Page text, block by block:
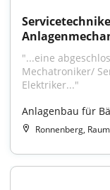
"...eine
Mechatroniker/
Elektriker..."
Anlagenbau für
Ronnenberg, Raum